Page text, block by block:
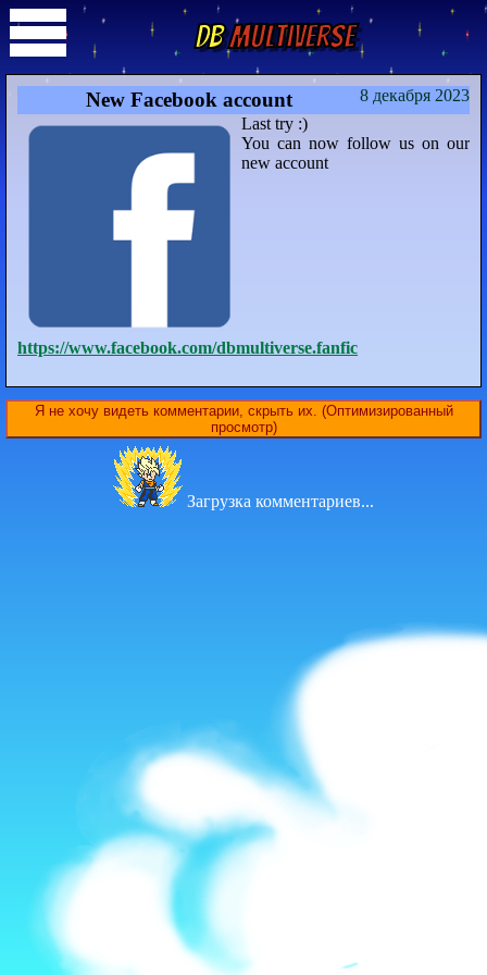
DBMultiverse
8 декабря 2023
New Facebook account
Last try :)
You can now follow us on our
new account
https://www.facebook.com/dbmultiverse.fanfic
Я не хочу видеть комментарии, скрыть их. (Оптимизированный
просмотр)
Загрузка комментариев...